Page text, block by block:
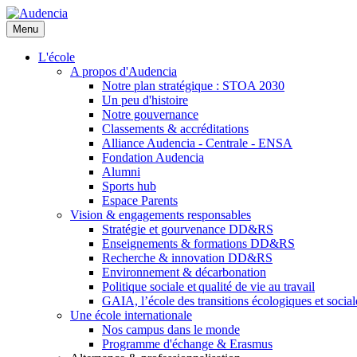
Aller
au
contenu
principal
Menu
L'école
A propos d'Audencia
Notre plan stratégique : STOA 2030
Un peu d'histoire
Notre gouvernance
Classements & accréditations
Alliance Audencia - Centrale - ENSA
Fondation Audencia
Alumni
Sports hub
Espace Parents
Vision & engagements responsables
Stratégie et gourvenance DD&RS
Enseignements & formations DD&RS
Recherche & innovation DD&RS
Environnement & décarbonation
Politique sociale et qualité de vie au travail
GAIA, l’école des transitions écologiques et
Une école internationale
Nos campus dans le monde
Programme d'échange & Erasmus